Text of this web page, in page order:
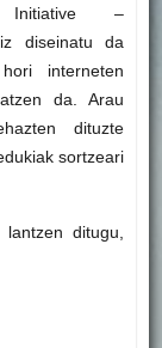
Initiative –
diseinatu da
interneten
da. Arau
dituzte
sortzeari
ditugu,